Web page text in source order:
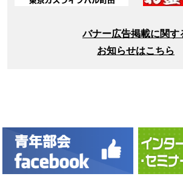
バナー広告掲載に関す
お知らせはこちら